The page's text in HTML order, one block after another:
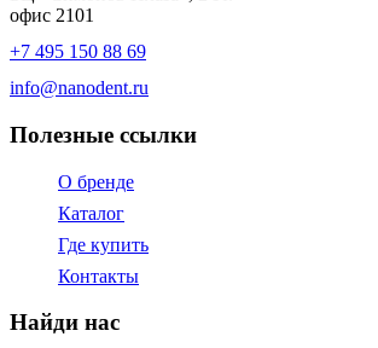
офис 2101
+7 495 150 88 69
info@nanodent.ru
Полезные ссылки
О бренде
Каталог
Где купить
Контакты
Найди нас